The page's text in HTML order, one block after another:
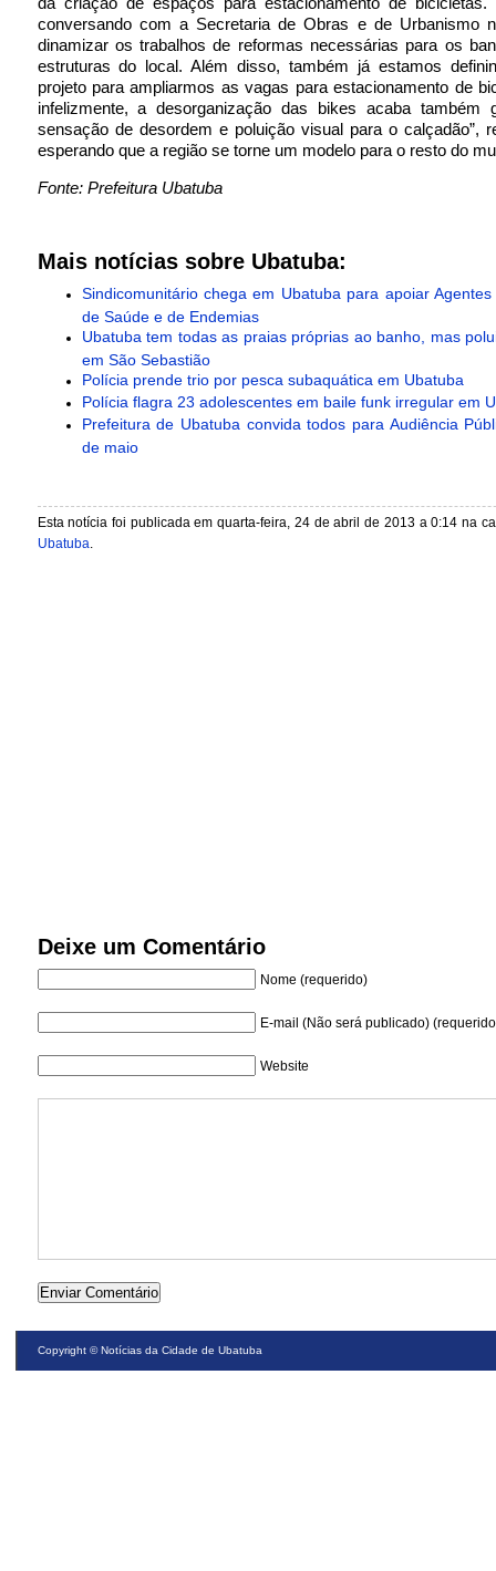
conversando com a Secretaria de Obras e de Urbanismo
dinamizar os trabalhos de reformas necessárias para os
estruturas do local. Além disso, também já estamos
projeto para ampliarmos as vagas para estacionamento de
infelizmente, a desorganização das bikes acaba também
sensação de desordem e poluição visual para o calçadão”,
esperando que a região se torne um modelo para o resto do
Fonte: Prefeitura Ubatuba
Mais notícias sobre Ubatuba:
Sindicomunitário chega em Ubatuba para apoiar
de Saúde e de Endemias
Ubatuba tem todas as praias próprias ao banho, mas
em São Sebastião
Polícia prende trio por pesca subaquática em Ubatuba ‎
Polícia flagra 23 adolescentes em baile funk irregular em
Prefeitura de Ubatuba convida todos para Audiência
de maio
Esta notícia foi publicada em quarta-feira, 24 de abril de 2013 a 0:14 na
Ubatuba.
Deixe um Comentário
Nome (requerido)
E-mail (Não será publicado)
Website
Copyright ©Notícias da Cidade de Ubatuba